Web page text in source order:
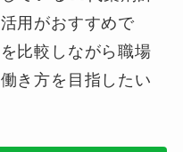
用がおすすめで
比較しながら職場
き方を目指したい